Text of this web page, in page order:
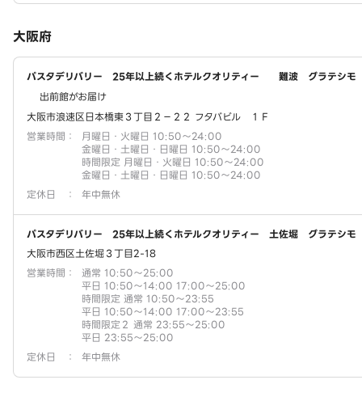
大阪府
パスタデリバリー 25年以上続くホテルクオリティー 難波 グラテシモ
出前館がお届け
大阪市浪速区日本橋東３丁目２－２２ フタバビル １Ｆ
営業時間 ：
月曜日・火曜日 10:50～24:00
金曜日・土曜日・日曜日 10:50～24:00
時間限定 月曜日・火曜日 10:50～24:00
金曜日・土曜日・日曜日 10:50～24:00
定休日
： 年中無休
パスタデリバリー 25年以上続くホテルクオリティー 土佐堀 グラテシモ
大阪市西区土佐堀３丁目2-18
営業時間 ：
通常 10:50～25:00
平日 10:50～14:00 17:00～25:00
時間限定 通常 10:50～23:55
平日 10:50～14:00 17:00～23:55
時間限定２ 通常 23:55～25:00
平日 23:55～25:00
定休日
： 年中無休